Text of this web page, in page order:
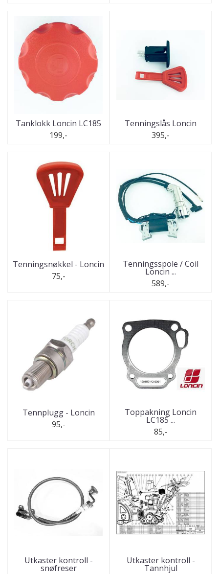
Tanklokk Loncin LC185
199,-
Tenningslås Loncin
395,-
Tenningsnøkkel - Loncin
75,-
Tenningsspole / Coil
Loncin ...
589,-
Tennplugg - Loncin
95,-
Toppakning Loncin
LC185 ...
85,-
Utkaster kontroll -
snøfreser
Utkaster kontroll -
Tannhjul